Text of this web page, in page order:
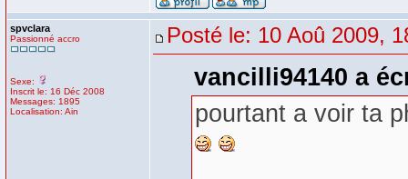
spvclara
Passionné accro
Sexe:
Inscrit le: 16 Déc 2008
Messages: 1895
Localisation: Ain
Posté le: 10 Aoû 2009,
vancilli94140 a
pourtant a voir ta